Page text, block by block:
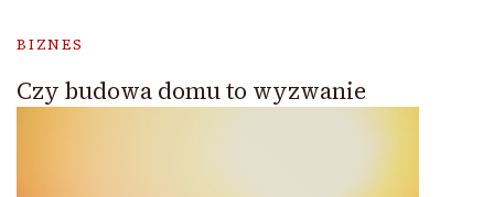
BIZNES
Czy budowa domu to wyzwanie